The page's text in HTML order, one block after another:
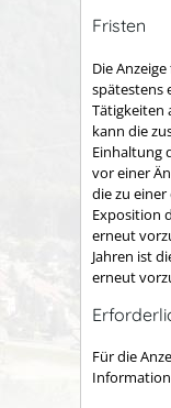
Fristen
Die
spätestens
Tätigkeiten
kann die
Einhaltung
vor einer
die zu
Exposition
erneut
Jahren ist
erneut
Für die